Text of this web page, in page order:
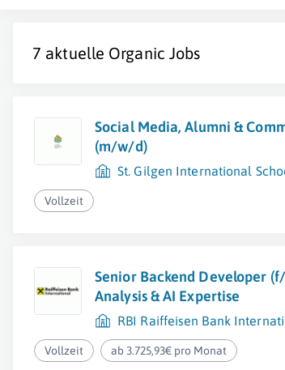
7 aktuelle Organic Jobs
Social Media, Alumni &
(m/w/d)
St. Gilgen International
Vollzeit
Senior Backend Developer
Analysis & AI Expertise
RBI Raiffeisen Bank
Vollzeit ab 3.725,93€ pro Monat